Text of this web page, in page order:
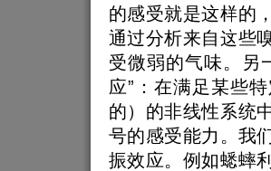
的感受就是这样的
通过分析来自这些
受微弱的气味。另
应”：在满足某些
的）的非线性系统
号的感受能力。我
振效应。例如蟋蟀